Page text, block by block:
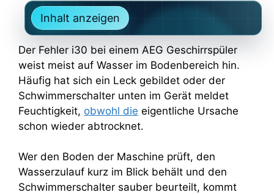
Inhalt anzeigen
Der Fehler i30 bei einem AEG Geschirrspüler
weist meist auf Wasser im Bodenbereich hin.
Häufig hat sich ein Leck gebildet oder der
Schwimmerschalter unten im Gerät meldet
Feuchtigkeit, obwohl die eigentliche Ursache
schon wieder abtrocknet.
Wer den Boden der Maschine prüft, den
Wasserzulauf kurz im Blick behält und den
Schwimmerschalter sauber beurteilt, kommt